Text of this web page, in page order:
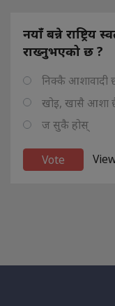
नयाँ बन्ने राष्ट्रिय
राख्नुभएको छ ?
निक्कै आशावादी
खोइ, खासै आशा
ज सुकै होस्